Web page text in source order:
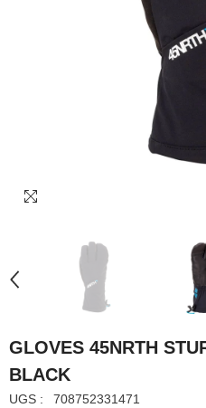
GLOVES 45NRTH
BLACK
UGS : 708752331471